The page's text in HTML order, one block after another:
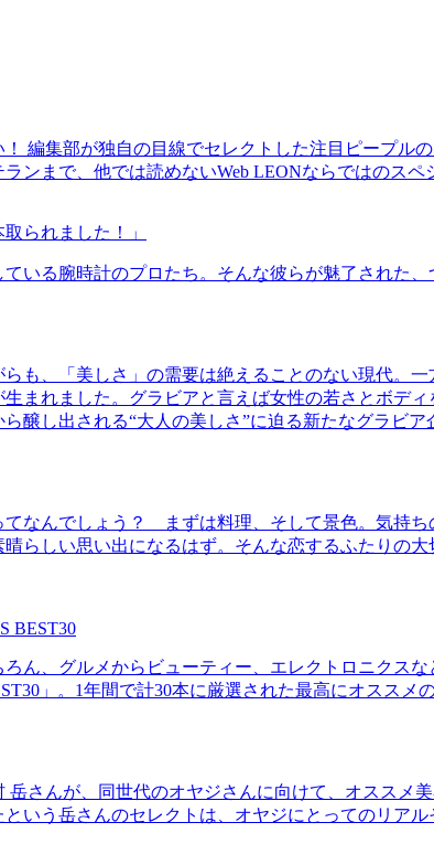
編集部が独自の目線でセレクトした注目ピープル
ンまで、他では読めないWeb LEONならではのスペ
られました！」
いる腕時計のプロたち。そんな彼らが魅了された
も、「美しさ」の需要は絶えることのない現代。
まれました。グラビアと言えば女性の若さとボデ
醸し出される“大人の美しさ”に迫る新たなグラビア
なんでしょう？ まずは料理、そして景色。気持
らしい思い出になるはず。そんな恋するふたりの
BEST30
ん、グルメからビューティー、エレクトロニクス
」。1年間で計30本に厳選された最高にオススメ
岳さんが、同世代のオヤジさんに向けて、オスス
いう岳さんのセレクトは、オヤジにとってのリアル